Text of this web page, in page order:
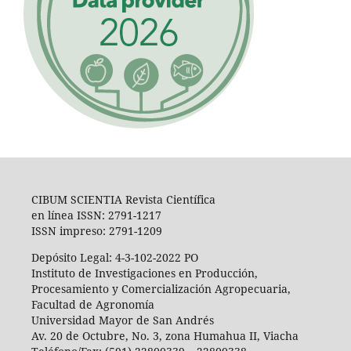
CIBUM SCIENTIA Revista Científica
en línea ISSN: 2791-1217
ISSN impreso: 2791-1209
Depósito Legal: 4-3-102-2022 PO
Instituto de Investigaciones en Producción,
Procesamiento y Comercialización Agropecuaria,
Facultad de Agronomía
Universidad Mayor de San Andrés
Av. 20 de Octubre, No. 3, zona Humahua II, Viacha